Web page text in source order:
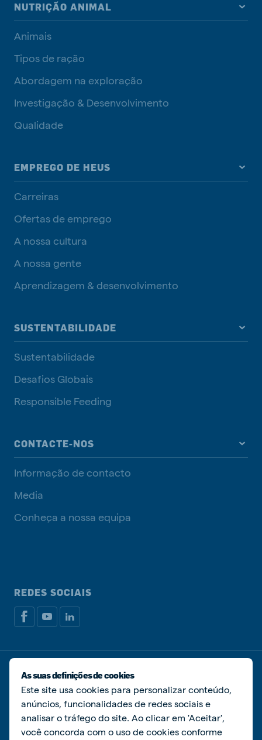
As suas definições de cookies
Este site usa cookies para personalizar conteúdo,
anúncios, funcionalidades de redes sociais e
analisar o tráfego do site. Ao clicar em 'Aceitar',
você concorda com o uso de cookies conforme
NUTRIÇÃO ANIMAL
Animais
Tipos de ração
Abordagem na exploração
Investigação & Desenvolvimento
Qualidade
EMPREGO DE HEUS
Carreiras
Ofertas de emprego
A nossa cultura
A nossa gente
Aprendizagem & desenvolvimento
SUSTENTABILIDADE
Sustentabilidade
Desafios Globais
Responsible Feeding
CONTACTE-NOS
Informação de contacto
Media
Conheça a nossa equipa
REDES SOCIAIS
Política de privacidadePolítica de cookies
Livro de Reclamações
© De Heus Nutrição Animal